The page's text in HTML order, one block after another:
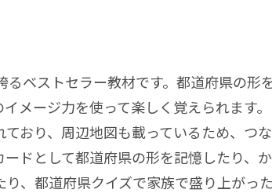
るベストセラー教材です。都道府県の形
メージ力を使って楽しく覚えられます。
おり、周辺地図も載っているため、つ
ドとして都道府県の形を記憶したり、
り、都道府県クイズで家族で盛り上がっ